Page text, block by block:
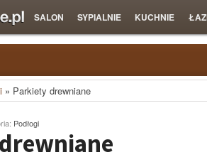
SALON SYPIALNIE KUCHNIE
» Parkiety drewniane
Podłogi